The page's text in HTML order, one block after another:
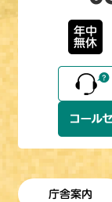
年中
無休
庁舎案内